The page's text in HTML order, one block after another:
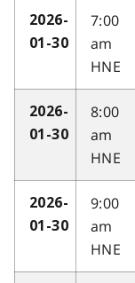
2026-
01-30
7:00
am
HNE
2026-
01-30
8:00
am
HNE
2026-
01-30
9:00
am
HNE